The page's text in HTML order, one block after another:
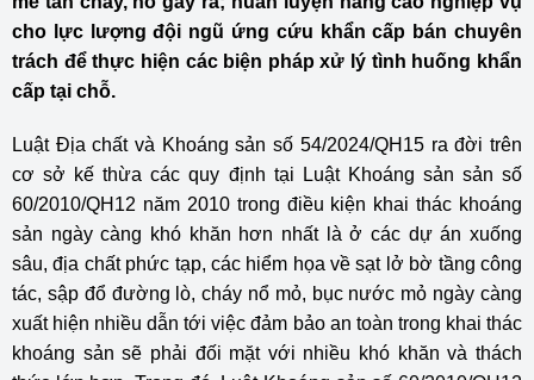
cho lực lượng đội ngũ ứng cứu khẩn cấp bán chuyên
trách để thực hiện các biện pháp xử lý tình huống khẩn
cấp tại chỗ.
Luật Địa chất và Khoáng sản số 54/2024/QH15 ra đời trên
cơ sở kế thừa các quy định tại Luật Khoáng sản sản số
60/2010/QH12 năm 2010 trong điều kiện khai thác khoáng
sản ngày càng khó khăn hơn nhất là ở các dự án xuống
sâu, địa chất phức tạp, các hiểm họa về sạt lở bờ tầng công
tác, sập đổ đường lò, cháy nổ mỏ, bục nước mỏ ngày càng
xuất hiện nhiều dẫn tới việc đảm bảo an toàn trong khai thác
khoáng sản sẽ phải đối mặt với nhiều khó khăn và thách